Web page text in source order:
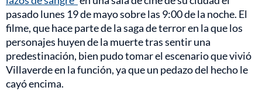
pasado lunes 19 de mayo sobre las 9:00 de la noche. El
filme, que hace parte de la saga de terror en la que los
personajes huyen de la muerte tras sentir una
predestinación, bien pudo tomar el escenario que vivió
Villaverde en la función, ya que un pedazo del hecho le
cayó encima.